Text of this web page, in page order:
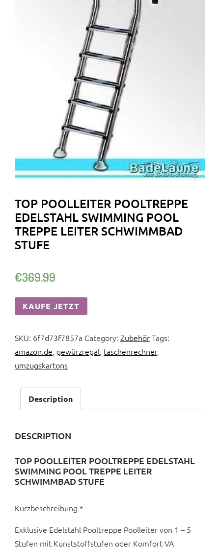
TOP POOLLEITER POOLTREPPE
EDELSTAHL SWIMMING POOL
TREPPE LEITER SCHWIMMBAD
STUFE
€369.99
KAUFE JETZT
SKU: 6f7d73f7857a Category: ZubehörTags:
amazon.de, gewürzregal, taschenrechner,
umzugskartons
Description
DESCRIPTION
TOP POOLLEITER POOLTREPPE EDELSTAHL
SWIMMING POOL TREPPE LEITER
SCHWIMMBAD STUFE
Kurzbeschreibung *
Exklusive Edelstahl Pooltreppe Poolleiter von 1 – 5
Stufen mit Kunststoffstufen oder Komfort VA